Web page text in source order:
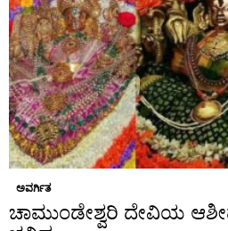
ಅವರ್ಗಿತ
ಚಾಮುಂಡೇಶ್ವರಿ ದೇವಿಯ